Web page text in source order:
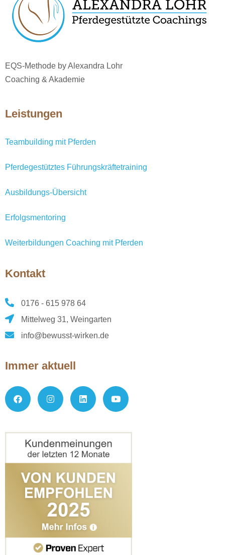
EQS-Methode by Alexandra Lohr
Coaching & Akademie
Leistungen
Teambuilding mit Pferden
Pferdegestütztes Führungskräftetraining
Ausbildungs-Übersicht
Erfolgsmentoring
Weiterbildungen Coaching mit Pferden
Kontakt
0176 - 615 978 64
Mittelweg 31, Weingarten
info@bewusst-wirken.de
Immer aktuell